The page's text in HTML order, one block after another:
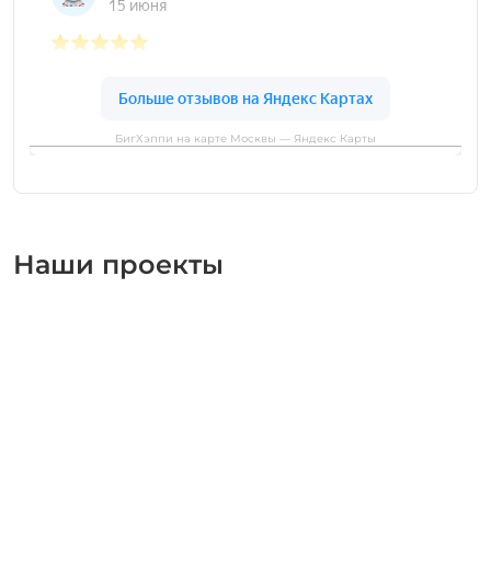
БигХэппи на карте Москвы — Яндекс Карты
Наши проекты